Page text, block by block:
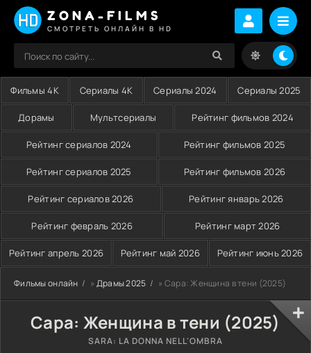
ZONA-FILMS
СМОТРЕТЬ ОНЛАЙН В HD
Фильмы 4K Сериалы 4K Сериалы 2024 Сериалы 2025
Дорамы Мультсериалы Рейтинг фильмов 2024
Рейтинг сериалов 2024 Рейтинг фильмов 2025
Рейтинг сериалов 2025 Рейтинг фильмов 2026
Рейтинг сериалов 2026 Рейтинг январь 2026
Рейтинг февраль 2026 Рейтинг март 2026
Рейтинг апрель 2026 Рейтинг май 2026 Рейтинг июнь 2026
Фильмы онлайн » Драмы 2025 » Сара: Женщина в тени (2025)
Сара: Женщина в тени (2025)
SARA: LA DONNA NELL'OMBRA